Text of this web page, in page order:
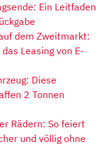
Ein Leitfaden
dem Zweitmarkt:
Leasing von E-
Diese
2 Tonnen
Rädern: So feiert
und völlig ohne